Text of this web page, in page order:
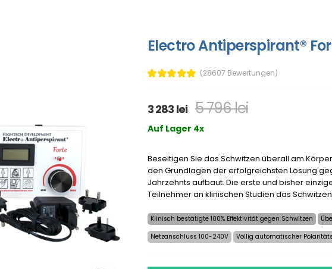
Electro Antiperspirant®
(28607 Bewertungen)
3 283 lei 5 796 lei
Auf Lager 4x
Beseitigen Sie das Schwitzen überall am
den Grundlagen der erfolgreichsten Lösung
Jahrzehnts aufbaut. Die erste und bisher
Teilnehmer an klinischen Studien das
Klinisch bestätigte 100% Effektivität gegen Schwitzen
Netzanschluss 100-240V
Völlig automatischer